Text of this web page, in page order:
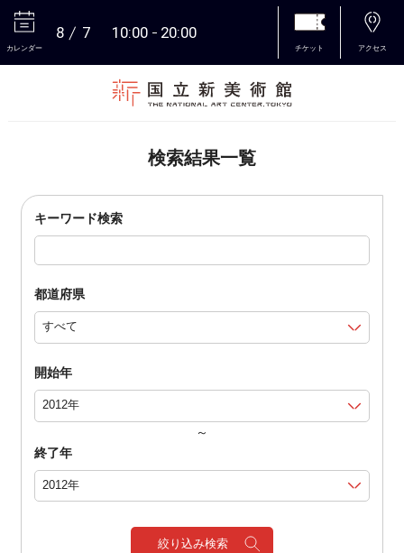
カレンダー
8 7 10:00 20:00
チケット アクセス
検索結果一覧
キーワード検索
都道府県
開始年
～
終了年
絞り込み検索